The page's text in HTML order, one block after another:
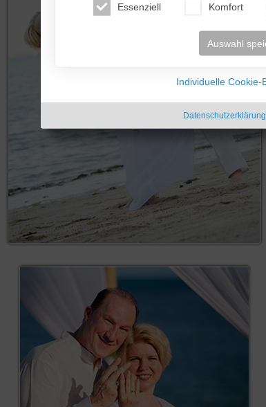
Essenziell Komfort
Auswahl
Individuelle Cookie-
Datenschutzerklärung